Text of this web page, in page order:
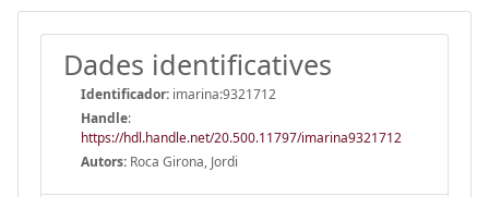
Dades identificatives
Identificador: imarina:9321712
Handle:
https://hdl.handle.net/20.500.11797/imarina9321712
Autors: Roca Girona, Jordi